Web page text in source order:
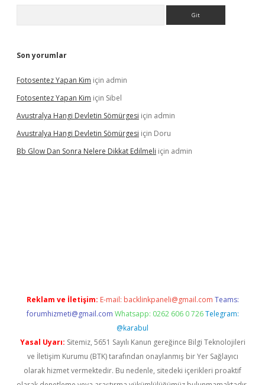
Son yorumlar
Fotosentez Yapan Kim için admin
Fotosentez Yapan Kim için Sibel
Avustralya Hangi Devletin Sömürgesi için admin
Avustralya Hangi Devletin Sömürgesi için Doru
Bb Glow Dan Sonra Nelere Dikkat Edilmeli için admin
Reklam ve İletişim: E-mail: backlinkpaneli@gmail.com Teams:
forumhizmeti@gmail.com Whatsapp: 0262 606 0 726 Telegram:
@karabul
Yasal Uyarı: Sitemiz, 5651 Sayılı Kanun gereğince Bilgi Teknolojileri
ve İletişim Kurumu (BTK) tarafından onaylanmış bir Yer Sağlayıcı
olarak hizmet vermektedir. Bu nedenle, sitedeki içerikleri proaktif